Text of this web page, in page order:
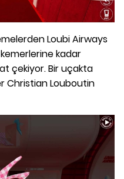
Loubi Airways
kadar
çekiyor. Bir uçakta
Christian Louboutin